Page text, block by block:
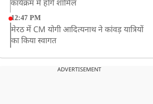
कार्यक्रम में होंगे शामिल
12:47 PM
मेरठ में CM योगी आदित्यनाथ ने कांवड़ यात्रियों
का किया स्वागत
असम बाढ़: 13 जिलों में 15 लाख से ज्यादा लोग
ADVERTISEMENT